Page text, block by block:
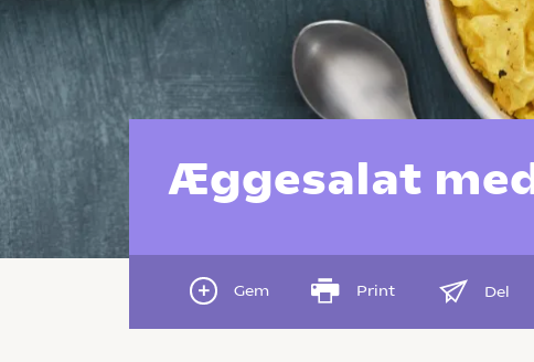
Æggesalat
Gem Print Del